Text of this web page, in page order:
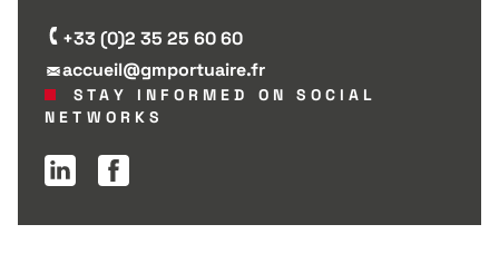
+33 (0)2 35 25 60 60
accueil@gmportuaire.fr
STAY INFORMED ON SOCIAL
NETWORKS
Linkedin pageFacebook page